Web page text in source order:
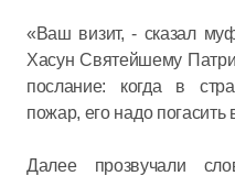
«Ваш визит, - сказал
Хасун Святейшему
послание: когда в
пожар, его надо
Далее прозвучали